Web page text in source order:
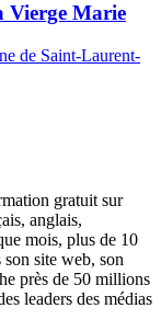
Vierge Marie
de Saint-Laurent-
gratuit sur
anglais,
mois, plus de 10
site web, son
près de 50 millions
leaders des médias